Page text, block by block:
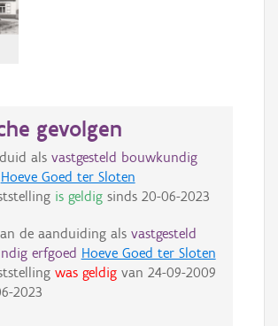
gevolgen
als vastgesteld bouwkundig
Hoeve Goed ter Sloten
is geldigsinds 20-06-2023
de aanduiding als vastgesteld
erfgoed Hoeve Goed ter Sloten
was geldigvan 24-09-2009
2023